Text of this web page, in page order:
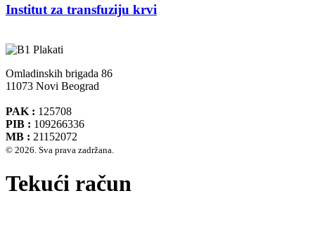
Institut za transfuziju krvi
Omladinskih brigada 86
11073 Novi Beograd
PAK : 125708
PIB : 109266336
MB : 21152072
© 2026. Sva prava zadržana.
Tekući račun